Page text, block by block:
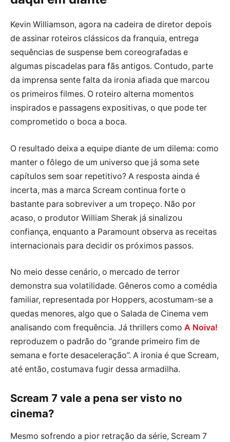
Kevin Williamson, agora na cadeira de diretor depois
de assinar roteiros clássicos da franquia, entrega
sequências de suspense bem coreografadas e
algumas piscadelas para fãs antigos. Contudo, parte
da imprensa sente falta da ironia afiada que marcou
os primeiros filmes. O roteiro alterna momentos
inspirados e passagens expositivas, o que pode ter
comprometido o boca a boca.
O resultado deixa a equipe diante de um dilema: como
manter o fôlego de um universo que já soma sete
capítulos sem soar repetitivo? A resposta ainda é
incerta, mas a marca Scream continua forte o
bastante para sobreviver a um tropeço. Não por
acaso, o produtor William Sherak já sinalizou
confiança, enquanto a Paramount observa as receitas
internacionais para decidir os próximos passos.
No meio desse cenário, o mercado de terror
demonstra sua volatilidade. Gêneros como a comédia
familiar, representada por Hoppers, acostumam-se a
quedas menores, algo que o Salada de Cinema vem
analisando com frequência. Já thrillers como A Noiva!
reproduzem o padrão do “grande primeiro fim de
semana e forte desaceleração”. A ironia é que Scream,
até então, costumava fugir dessa armadilha.
Scream 7 vale a pena ser visto no
cinema?
Mesmo sofrendo a pior retração da série, Scream 7